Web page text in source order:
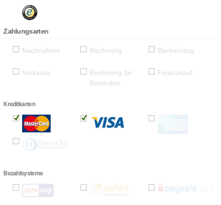
Zahlungsarten
Nachnahme Rechnung Bankeinzug
Vorkasse
Rechnung für
Behörden
Finanzkauf
Kreditkarten
Bezahlsysteme